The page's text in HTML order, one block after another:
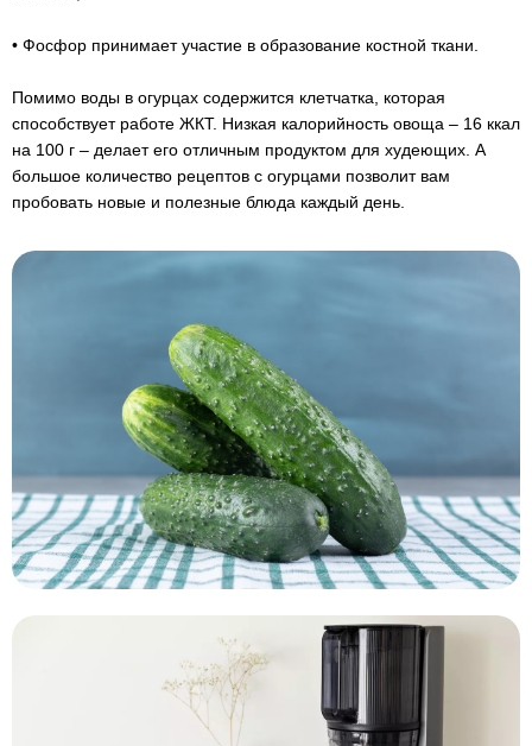
• Фосфор принимает участие в образование костной ткани.
Помимо воды в огурцах содержится клетчатка, которая
способствует работе ЖКТ. Низкая калорийность овоща – 16 ккал
на 100 г – делает его отличным продуктом для худеющих. А
большое количество рецептов с огурцами позволит вам
пробовать новые и полезные блюда каждый день.